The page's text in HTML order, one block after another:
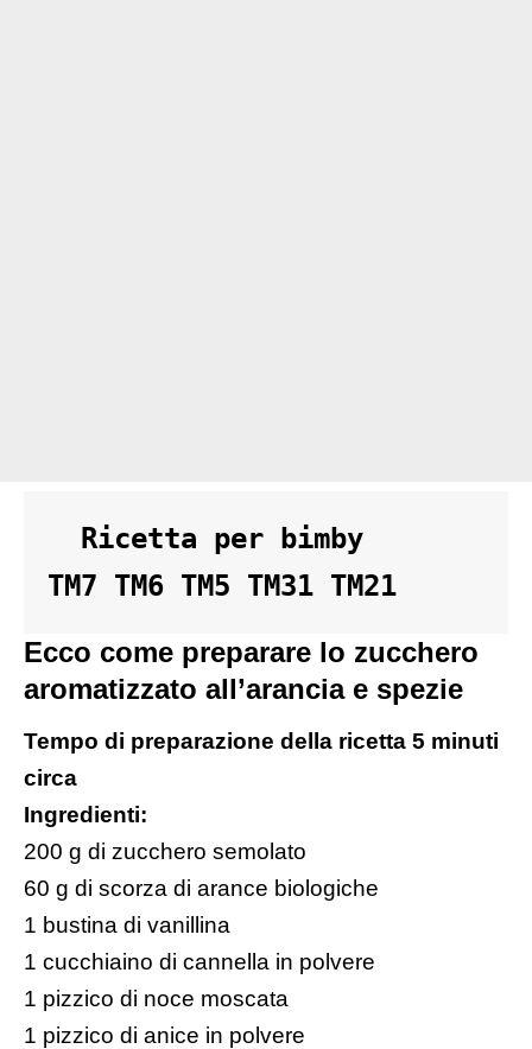
TM7 TM6 TM5 TM31 TM21
Ecco come preparare lo zucchero
aromatizzato all’arancia e spezie
Tempo di preparazione della ricetta 5 minuti
circa
Ingredienti:
200 g di zucchero semolato
60 g di scorza di arance biologiche
1 bustina di vanillina
1 cucchiaino di cannella in polvere
1 pizzico di noce moscata
1 pizzico di anice in polvere